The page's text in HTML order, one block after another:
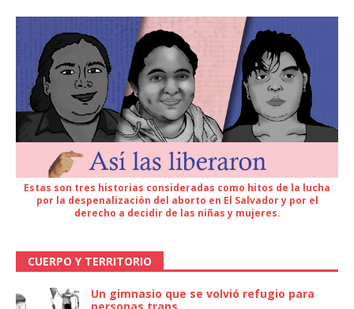
Estas son tres historias consideradas como hitos de la lucha
por la despenalización del aborto en El Salvador y por el
derecho a decidir de las niñas y mujeres.
CUERPO Y TERRITORIO
Un gimnasio que se volvió refugio para